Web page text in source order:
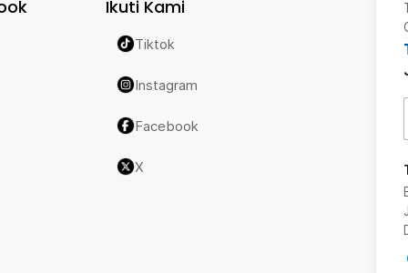
Ikuti Kami
Tiktok
Instagram
Facebook
X